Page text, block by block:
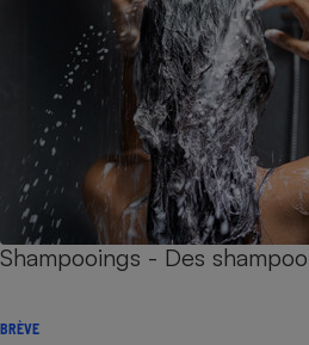
Shampooings - Des
BRÈVE